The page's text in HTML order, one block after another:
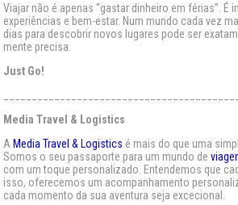
Viajar não é apenas “gastar dinheiro em férias”. É
experiências e bem-estar. Num mundo cada vez
dias para descobrir novos lugares pode ser
mente precisa.
Just Go!
Media Travel & Logistics
A Media Travel & Logistics é mais do que uma
Somos o seu passaporte para um mundo de
com um toque personalizado. Entendemos que
isso, oferecemos um acompanhamento
cada momento da sua aventura seja excecional.